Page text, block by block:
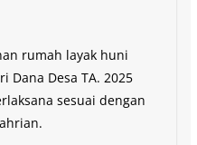
rumah layak huni
Dana Desa TA. 2025
sesuai dengan